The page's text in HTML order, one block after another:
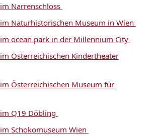
Narrenschloss
Naturhistorischen Museum in Wien
ocean park in der Millennium City
Österreichischen Kindertheater
Österreichischen Museum für
Q19 Döbling
Schokomuseum Wien